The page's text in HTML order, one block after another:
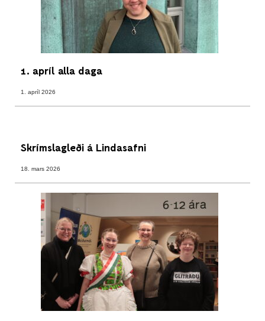
1. apríl alla daga
1. apríl 2026
Skrímslagleði á Lindasafni
18. mars 2026